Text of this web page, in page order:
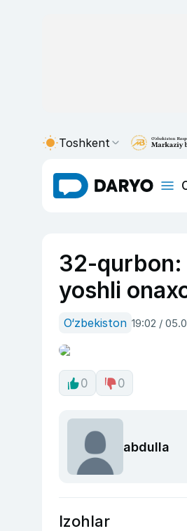
Toshkent
32-qurbon:
yoshli
O‘zbekiston 19:02 /
0 0
abdulla
Izohlar